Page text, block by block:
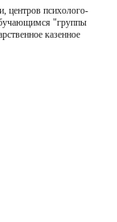
центров психолого-
"группы
казенное